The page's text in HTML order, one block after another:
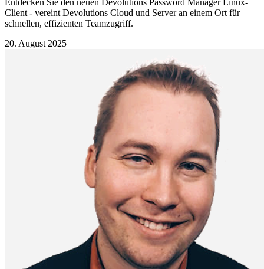
Entdecken Sie den neuen Devolutions Password Manager Linux-
Client - vereint Devolutions Cloud und Server an einem Ort für
schnellen, effizienten Teamzugriff.
20. August 2025